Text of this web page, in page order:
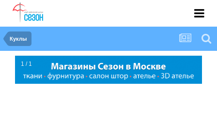
Куклы
1 / 1